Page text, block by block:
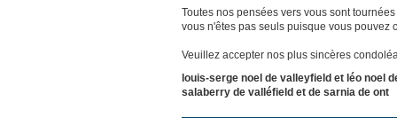
Toutes nos pensées vers vous sont
vous n'êtes pas seuls puisque vous pouvez
Veuillez accepter nos plus sincères
louis-serge noel de valleyfield et léo noel
salaberry de valléfield et de sarnia de ont